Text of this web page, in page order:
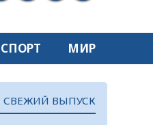
СПОРТ МИР
СВЕЖИЙ ВЫПУСК